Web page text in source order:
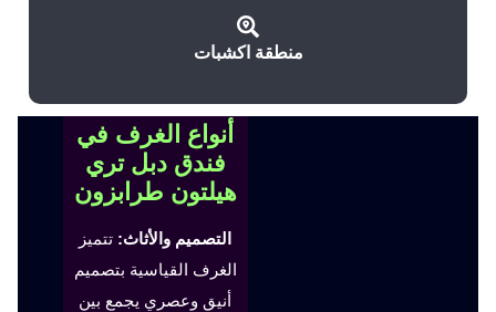
منطقة اكشبات
أنواع الغرف في
فندق دبل تري
هيلتون طرابزون
التصميم والأثاث: تتميز
الغرف القياسية بتصميم
أنيق وعصري يجمع بين